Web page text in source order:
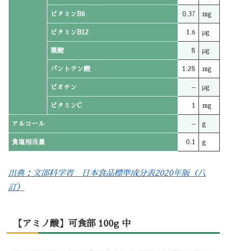
ビタミンB6 0.37 mg
ビタミンB12 1.6 μg
葉酸 8 μg
パントテン酸 1.28 mg
ビオチン – μg
ビタミンC 1 mg
アルコール – g
食塩相当量 0.1 g
出典：文部科学省 日本食品標準成分表2020年版（八
訂）
【アミノ酸】可食部 100g 中